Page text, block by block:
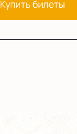
Купить билеты